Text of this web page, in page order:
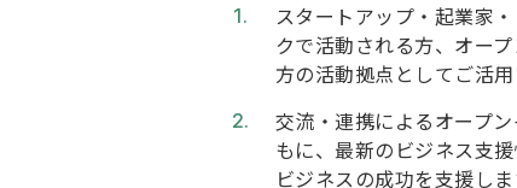
スタートアップ・起業家
クで活動される方、オー
方の活動拠点としてご活用
交流・連携によるオープ
もに、最新のビジネス支
ビジネスの成功を支援しま